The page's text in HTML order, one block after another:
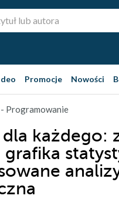
Promocje Nowości
Programowanie
każdego:
grafika